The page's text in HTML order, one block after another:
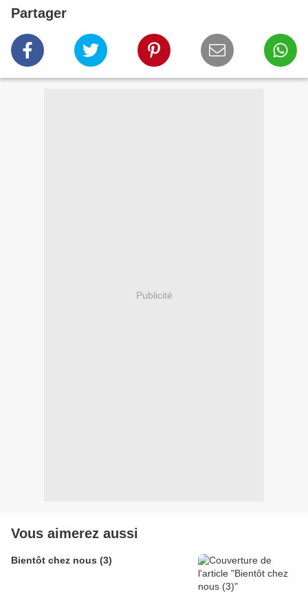
Partager
Publicité
Vous aimerez aussi
Bientôt chez nous (3)